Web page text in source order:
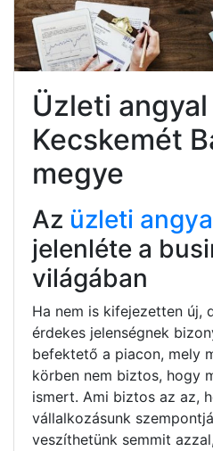
Üzleti
Kecskemét
megye
Az üzleti
jelenléte a
világában
Ha nem is kifejezetten új,
érdekes jelenségnek
befektető a piacon, mely
körben nem biztos, hogy
ismert. Ami biztos az az,
vállalkozásunk
veszíthetünk semmit